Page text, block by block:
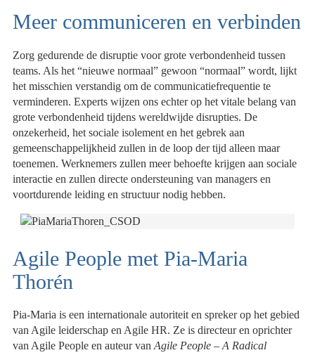
Meer communiceren en verbinden
Zorg gedurende de disruptie voor grote verbondenheid tussen
teams. Als het “nieuwe normaal” gewoon “normaal” wordt, lijkt
het misschien verstandig om de communicatiefrequentie te
verminderen. Experts wijzen ons echter op het vitale belang van
grote verbondenheid tijdens wereldwijde disrupties. De
onzekerheid, het sociale isolement en het gebrek aan
gemeenschappelijkheid zullen in de loop der tijd alleen maar
toenemen. Werknemers zullen meer behoefte krijgen aan sociale
interactie en zullen directe ondersteuning van managers en
voortdurende leiding en structuur nodig hebben.
Agile People met Pia-Maria
Thorén
Pia-Maria is een internationale autoriteit en spreker op het gebied
van Agile leiderschap en Agile HR. Ze is directeur en oprichter
van Agile People en auteur vanAgile People – A Radical